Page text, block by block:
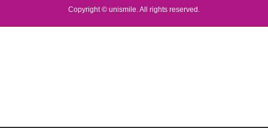
Copyright © unismile. All rights reserved.